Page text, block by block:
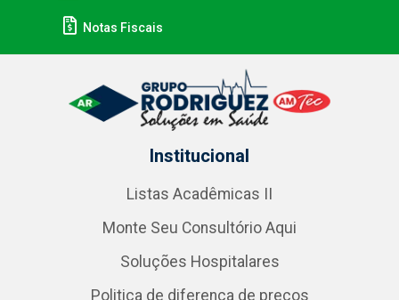
Notas Fiscais
Institucional
Listas Acadêmicas II
Monte Seu Consultório Aqui
Soluções Hospitalares
Politica de diferença de preços